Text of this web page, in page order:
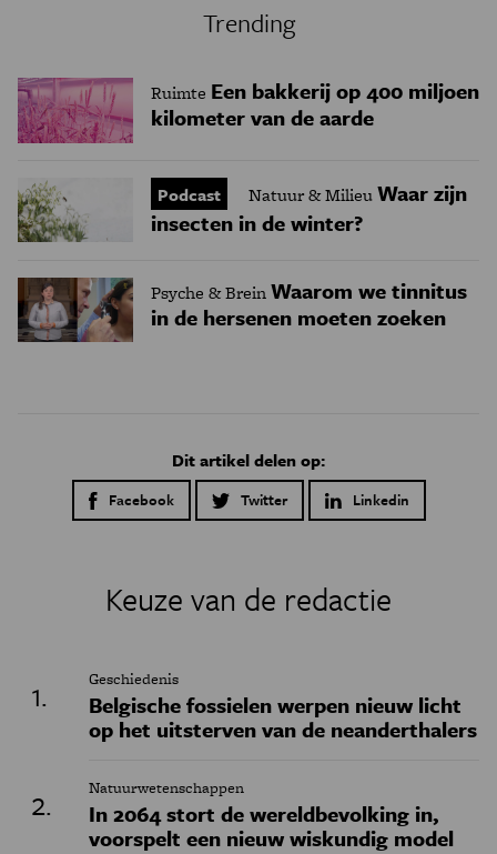
Trending
Ruimte Een bakkerij op 400 miljoen
kilometer van de aarde
Podcast Natuur & MilieuWaar zijn
insecten in de winter?
Psyche & BreinWaarom we tinnitus
in de hersenen moeten zoeken
Dit artikel delen op:
Facebook Twitter Linkedin
Keuze van de redactie
Geschiedenis
Belgische fossielen werpen nieuw licht
op het uitsterven van de neanderthalers
Natuurwetenschappen
In 2064 stort de wereldbevolking in,
voorspelt een nieuw wiskundig model